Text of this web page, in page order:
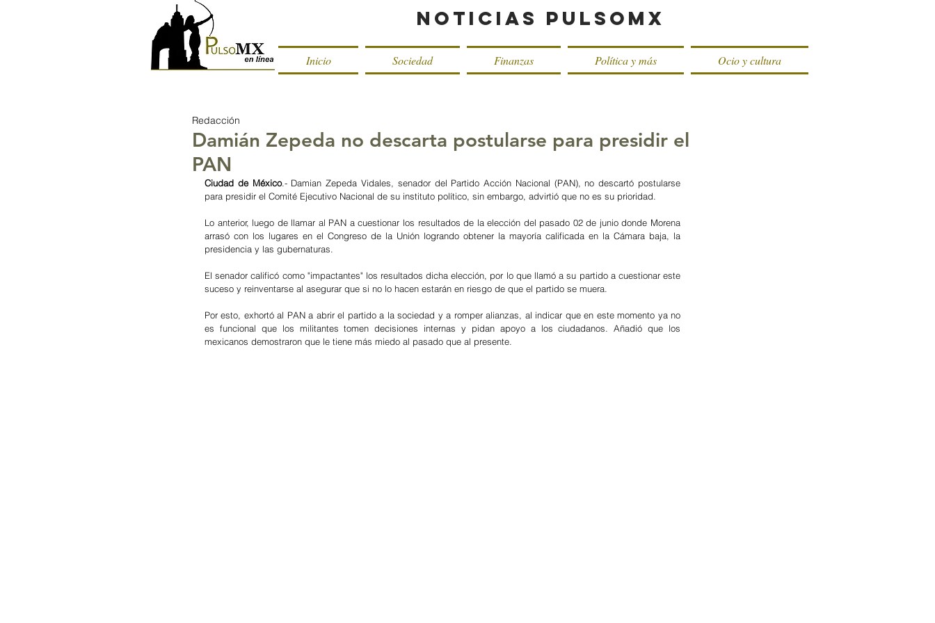
Noticias PulsoMX
Inicio Sociedad Finanzas Política y más Ocio y cultura
Damián Zepeda no descarta postularse para presidir el
PAN
Redacción
Ciudad de México.- Damian Zepeda Vidales, senador del Partido Acción Nacional (PAN), no descartó postularse
para presidir el Comité Ejecutivo Nacional de su instituto político, sin embargo, advirtió que no es su prioridad.
Lo anterior, luego de llamar al PAN a cuestionar los resultados de la elección del pasado 02 de junio donde Morena
arrasó con los lugares en el Congreso de la Unión logrando obtener la mayoría calificada en la Cámara baja, la
presidencia y las gubernaturas.
El senador calificó como "impactantes" los resultados dicha elección, por lo que llamó a su partido a cuestionar este
suceso y reinventarse al asegurar que si no lo hacen estarán en riesgo de que el partido se muera.
Por esto, exhortó al PAN a abrir el partido a la sociedad y a romper alianzas, al indicar que en este momento ya no
es funcional que los militantes tomen decisiones internas y pidan apoyo a los ciudadanos. Añadió que los
mexicanos demostraron que le tiene más miedo al pasado que al presente.